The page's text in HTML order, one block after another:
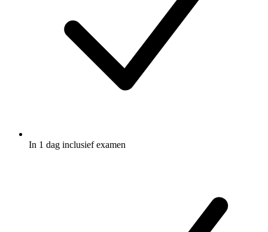
In 1 dag inclusief examen